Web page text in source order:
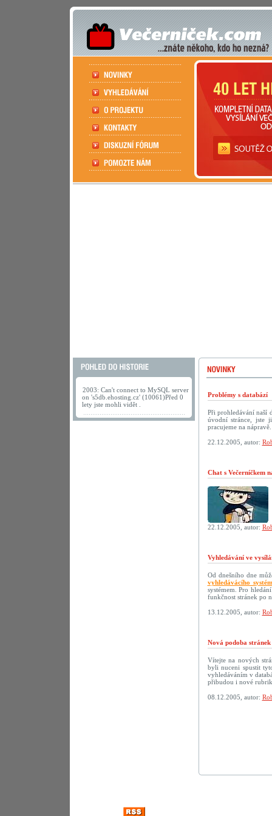
2003: Can't connect to MySQL server
on 's5db.ehosting.cz' (10061)Před 0
lety jste mohli vidět .
Problémy s databází
Při prohledávání naší
úvodní stránce, jste
pracujeme na
22.12.2005, autor:
Chat s Večerníčkem
22.12.2005, autor:
Vyhledávání ve
Od dnešního dne
vyhledávácího
systémem. Pro
funkčnost stránek po
13.12.2005, autor:
Nová podoba
Vítejte na nových
byli nuceni spustit
vyhledáváním v
přibudou i nové
08.12.2005, autor: